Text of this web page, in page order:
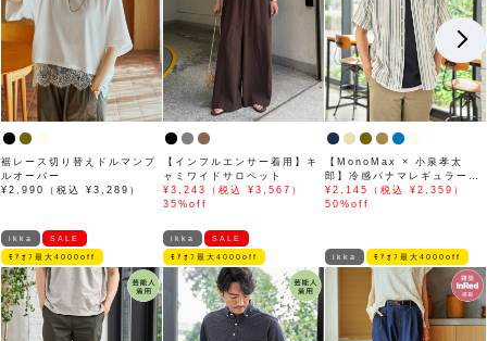
裾レース切り替えドルマンプ
ルオーバー
¥2,990（税込 ¥3,289）
【インフルエンサー着用】キ
ャミワイドサロペット
¥3,243（税込 ¥3,567）
35%off
【MonoMax × 小泉孝太
郎】冷感パナマレギュラーカ
ラー半袖シャツ「小泉孝太郎
さん着用モデル」
¥2,145（税込 ¥2,359）
50%off
ikka SALE
ﾓｱｵﾌ最大4000off
ikka SALE
ﾓｱｵﾌ最大4000off ikka ﾓｱｵﾌ最大4000off